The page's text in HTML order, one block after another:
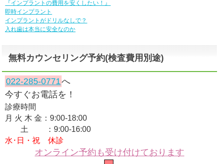
『インプラントの費用を安くしたい！』
即時インプラント
インプラントがドリルなしで？
入れ歯は本当に安全なのか
無料カウンセリング予約(検査費用別途)
022-285-0771へ
今すぐお電話を！
診療時間
月 火 木 金：9:00-18:00
土 ：9:00-16:00
水･日・祝 休診
オンライン予約も受け付けております